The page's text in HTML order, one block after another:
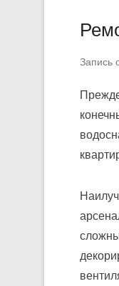
Запись